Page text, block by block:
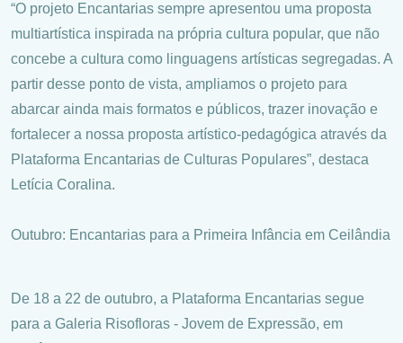
“O projeto Encantarias sempre apresentou uma proposta
multiartística inspirada na própria cultura popular, que não
concebe a cultura como linguagens artísticas segregadas. A
partir desse ponto de vista, ampliamos o projeto para
abarcar ainda mais formatos e públicos, trazer inovação e
fortalecer a nossa proposta artístico-pedagógica através da
Plataforma Encantarias de Culturas Populares”, destaca
Letícia Coralina.
Outubro: Encantarias para a Primeira Infância em Ceilândia
De 18 a 22 de outubro, a Plataforma Encantarias segue
para a Galeria Risofloras - Jovem de Expressão, em